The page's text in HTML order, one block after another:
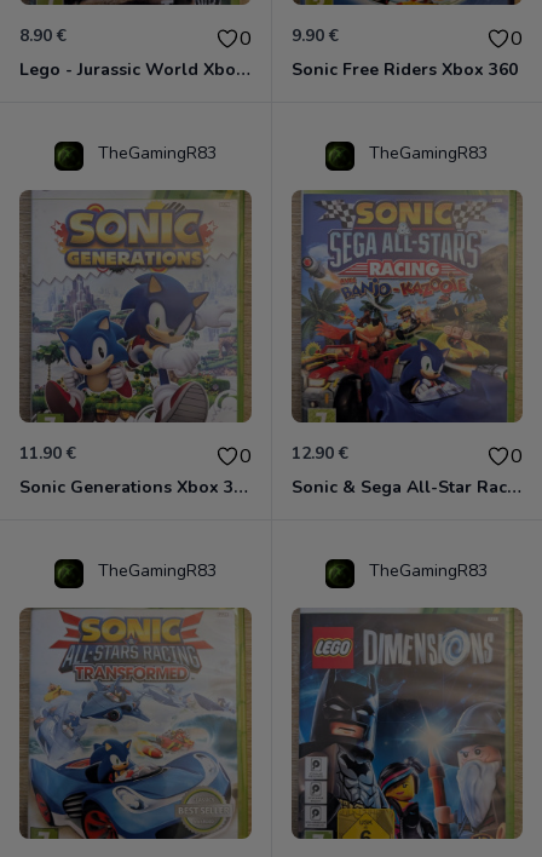
8.90 € 0
Lego - Jurassic World Xbox 360
9.90 € 0
Sonic Free Riders Xbox 360
TheGamingR83
11.90 € 0
Sonic Generations Xbox 360
TheGamingR83
12.90 € 0
Sonic & Sega All-Star Racing avec Banjo-Kazooie Xbox 360
TheGamingR83 TheGamingR83